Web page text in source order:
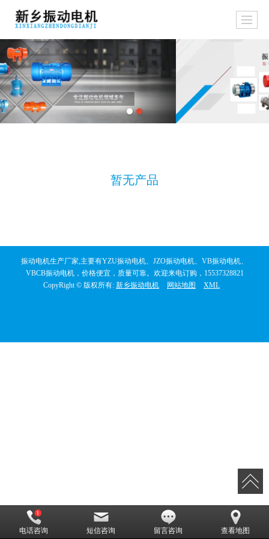
暂无产品
振动电机生产厂家,主要有YZU振动电机、JZO振动电机、VB振动电机、
VBCB振动电机，价格便宜，质量可靠。欢迎来电订购，15537328821
CopyRight © 版权所有: 新乡振动电机 网站地图 XML
电话咨询 短信咨询 留言咨询 查看地图